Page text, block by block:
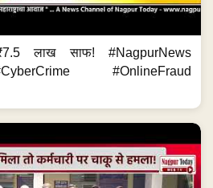
लाख साफ! #NagpurNews
#OnlineFraud